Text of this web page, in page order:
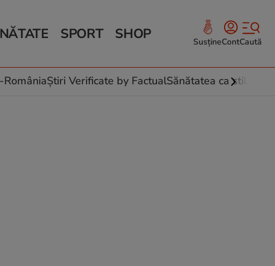
culinare
SPORT SHOP SusțineContCaută
Știri Verificate by FactualSănătatea ca stil de